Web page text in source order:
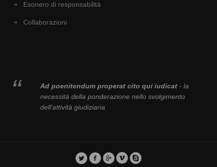
Esonero di responsabilità
Collaborazioni
Ad poenitendum properat cito qui iudicat- la
necessità della ponderazione nello svolgimento
dell'attività giudiziaria